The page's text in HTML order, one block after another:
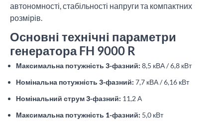
автономності, стабільності напруги та компактних
розмірів.
Основні технічні параметри
генератора FH 9000 R
Максимальна потужність 3-фазний: 8,5 кВА / 6,8 кВт
Номінальна потужність 3-фазний: 7,7 кВА / 6,16 кВт
Номінальний струм 3-фазний: 11,2 А
Максимальна потужність 1-фазний: 5,0 кВт